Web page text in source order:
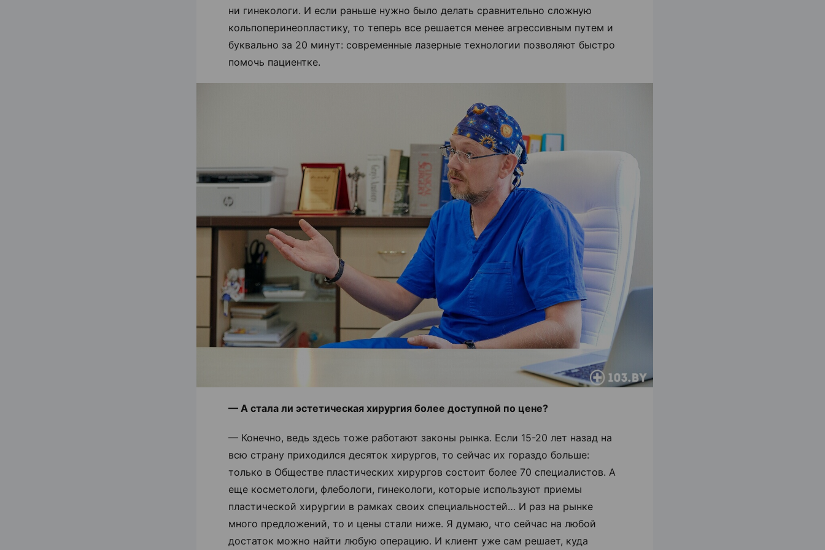
ни гинекологи. И если раньше нужно было делать сравнительно сложную
кольпоперинеопластику, то теперь все решается менее агрессивным путем и
буквально за 20 минут: современные лазерные технологии позволяют быстро
помочь пациентке.
— А стала ли эстетическая хирургия более доступной по цене?
— Конечно, ведь здесь тоже работают законы рынка. Если 15-20 лет назад на
всю страну приходился десяток хирургов, то сейчас их гораздо больше:
только в Обществе пластических хирургов состоит более 70 специалистов. А
еще косметологи, флебологи, гинекологи, которые используют приемы
пластической хирургии в рамках своих специальностей… И раз на рынке
много предложений, то и цены стали ниже. Я думаю, что сейчас на любой
достаток можно найти любую операцию. И клиент уже сам решает, куда